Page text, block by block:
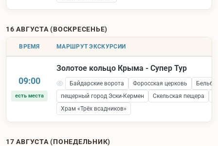
16 АВГУСТА (ВОСКРЕСЕНЬЕ)
ВРЕМЯ МАРШРУТ ЭКСКУРСИИ
09:00
есть места
Золотое кольцо Крыма - Супер Тур
Байдарские ворота Форосская церковь
пещерный город Эски-Кермен
Скельская пещера
Храм «Трёх всадников»
17 АВГУСТА (ПОНЕДЕЛЬНИК)